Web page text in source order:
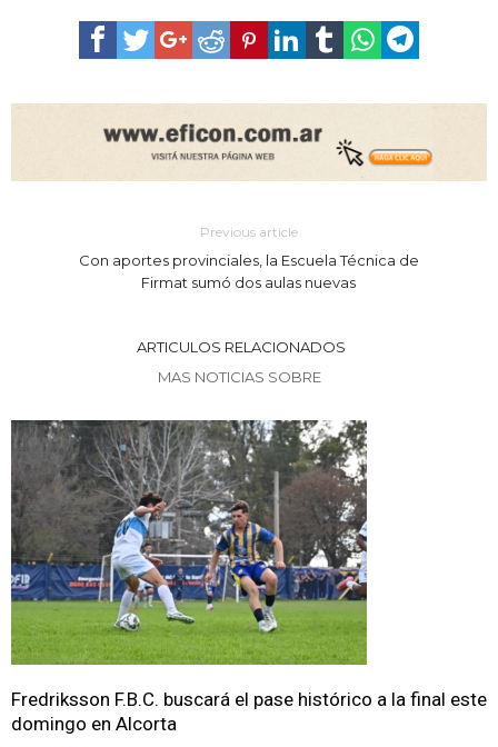
Previous article
Con aportes provinciales, la Escuela Técnica de
Firmat sumó dos aulas nuevas
ARTICULOS RELACIONADOS
MAS NOTICIAS SOBRE
Fredriksson F.B.C. buscará el pase histórico a la final este
domingo en Alcorta